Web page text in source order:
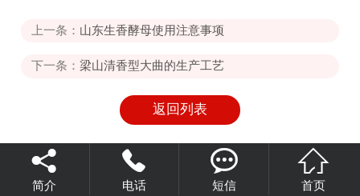
上一条： 山东生香酵母使用注意事项
下一条： 梁山清香型大曲的生产工艺
返回列表

简介

电话

短信

首页